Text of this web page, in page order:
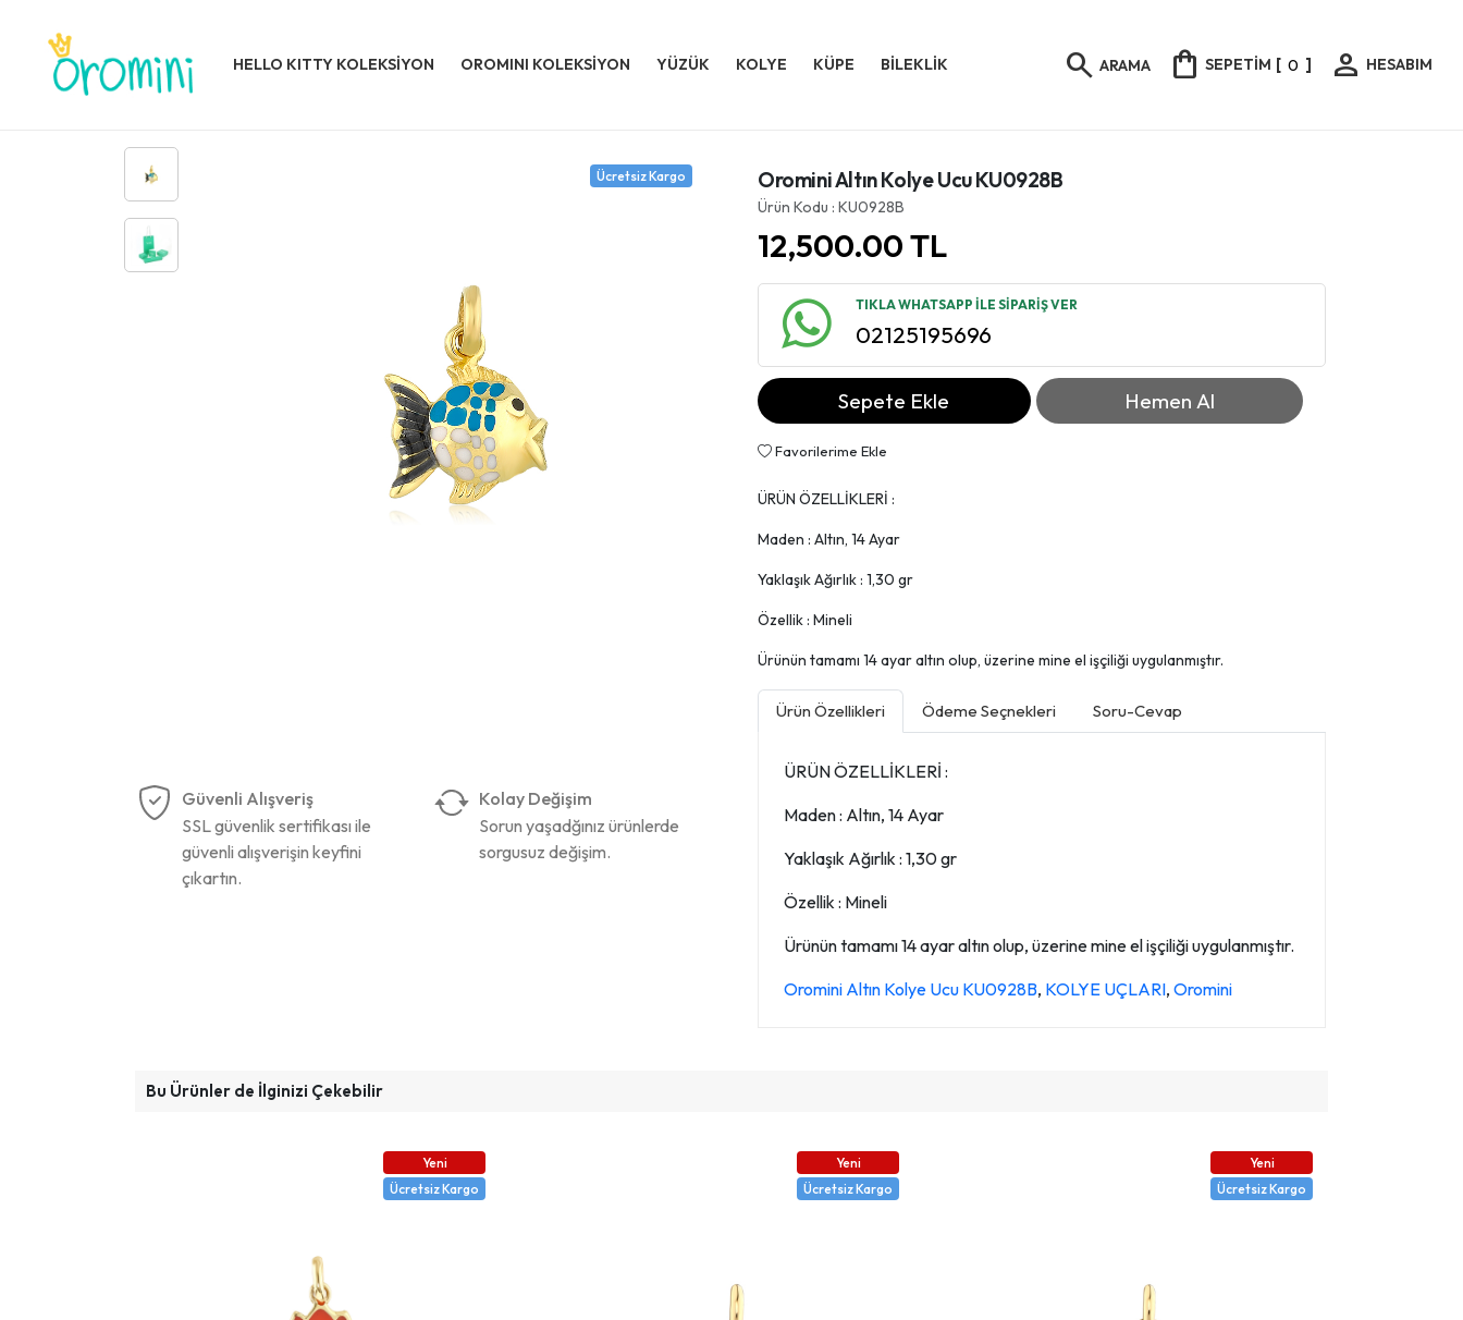
HELLO KITTY KOLEKSİYON OROMINI KOLEKSİYON YÜZÜK KOLYE KÜPE BİLEKLİK search ARAMA shopping_bag SEPETİM [ 0 ] person HESABIM
Ücretsiz Kargo
Güvenli Alışveriş
SSL güvenlik sertifikası ile
güvenli alışverişin keyfini
çıkartın.
Kolay Değişim
Sorun yaşadğınız ürünlerde
sorgusuz değişim.
Oromini Altın Kolye Ucu KU0928B
Ürün Kodu : KU0928B
12,500.00TL
TIKLA WHATSAPP İLE SİPARİŞ VER
02125195696
Sepete Ekle Hemen Al
Favorilerime Ekle
ÜRÜN ÖZELLİKLERİ :
Maden : Altın, 14 Ayar
Yaklaşık Ağırlık : 1,30 gr
Özellik : Mineli
Ürünün tamamı 14 ayar altın olup, üzerine mine el işçiliği uygulanmıştır.
Ürün Özellikleri Ödeme Seçnekleri Soru-Cevap
ÜRÜN ÖZELLİKLERİ :
Maden : Altın, 14 Ayar
Yaklaşık Ağırlık : 1,30 gr
Özellik : Mineli
Ürünün tamamı 14 ayar altın olup, üzerine mine el işçiliği uygulanmıştır.
Oromini Altın Kolye Ucu KU0928B, KOLYE UÇLARI, Oromini
Bu Ürünler de İlginizi Çekebilir
Yeni
Ücretsiz Kargo
Yeni
Ücretsiz Kargo
Yeni
Ücretsiz Kargo